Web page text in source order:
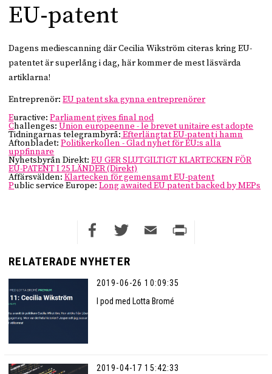
RELATERADE NYHETER
2019-06-26 10:09:35
I pod med Lotta Bromé
2019-04-17 15:42:33
EU-patent
Dagens mediescanning där Cecilia Wikström citeras kring EU-
patentet är superlång i dag, här kommer de mest läsvärda
artiklarna!
Entreprenör:EU patent ska gynna entreprenörer
Euractive:Parliament gives final nod
Challenges:Union europeenne - le brevet unitaire est adopte
Tidningarnas telegrambyrå: Efterlängtat EU-patent i hamn
Aftonbladet:Politikerkollen - Glad nyhet för EU:s alla
uppfinnare
Nyhetsbyrån Direkt:EU GER SLUTGILTIGT KLARTECKEN FÖR
EU-PATENT I 25 LÄNDER (Direkt)
Affärsvälden:Klartecken för gemensamt EU-patent
Public service Europe:Long awaited EU patent backed by MEPs
Facebook
Twitter
Email